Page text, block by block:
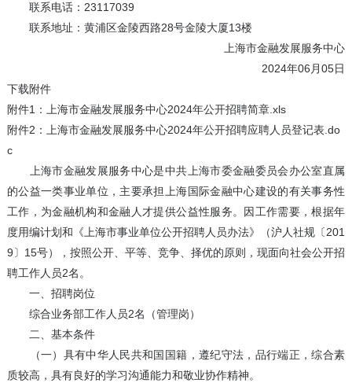
联系电话：23117039
联系地址：黄浦区金陵西路28号金陵大厦13楼
上海市金融发展服务中心
2024年06月05日
下载附件
附件1：上海市金融发展服务中心2024年公开招聘简章.xls
附件2：上海市金融发展服务中心2024年公开招聘应聘人员登记表.do
c
上海市金融发展服务中心是中共上海市委金融委员会办公室直属
的公益一类事业单位，主要承担上海国际金融中心建设的有关事务性
工作，为金融机构和金融人才提供公益性服务。因工作需要，根据年
度用编计划和《上海市事业单位公开招聘人员办法》（沪人社规〔201
9〕15号），按照公开、平等、竞争、择优的原则，现面向社会公开招
聘工作人员2名。
一、招聘岗位
综合业务部工作人员2名（管理岗）
二、基本条件
（一）具有中华人民共和国国籍，遵纪守法，品行端正，综合素
质较高，具有良好的学习沟通能力和敬业协作精神。